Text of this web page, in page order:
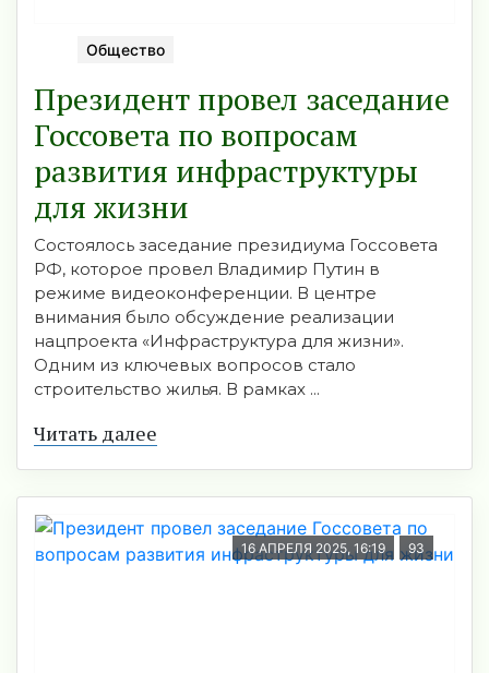
Общество
Президент провел заседание
Госсовета по вопросам
развития инфраструктуры
для жизни
Состоялось заседание президиума Госсовета
РФ, которое провел Владимир Путин в
режиме видеоконференции. В центре
внимания было обсуждение реализации
нацпроекта «Инфраструктура для жизни».
Одним из ключевых вопросов стало
строительство жилья. В рамках ...
Читать далее
16 АПРЕЛЯ 2025, 16:19 93